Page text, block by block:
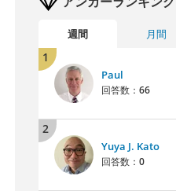
週間 月間
1
Paul
回答数： 66
2
Yuya J. Kato
回答数： 0